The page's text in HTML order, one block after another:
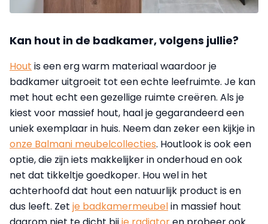
Kan hout in de badkamer, volgens jullie?
Hout is een erg warm materiaal waardoor je
badkamer uitgroeit tot een echte leefruimte. Je kan
met hout echt een gezellige ruimte creëren. Als je
kiest voor massief hout, haal je gegarandeerd een
uniek exemplaar in huis. Neem dan zeker een kijkje in
onze Balmani meubelcollecties. Houtlook is ook een
optie, die zijn iets makkelijker in onderhoud en ook
net dat tikkeltje goedkoper. Hou wel in het
achterhoofd dat hout een natuurlijk product is en
dus leeft. Zet je badkamermeubelin massief hout